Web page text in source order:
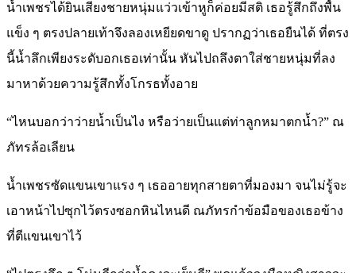
น้ำเพชรได้ยินเสียงชายหนุ่มแว่วเข้าหูก็ค่อยมีสติ เธอรู้สึกถึงพื้น
แข็ง ๆ ตรงปลายเท้าจึงลองเหยียดขาดู ปรากฏว่าเธอยืนได้ ที่ตรง
นี้น้ำลึกเพียงระดับอกเธอเท่านั้น หันไปถลึงตาใส่ชายหนุ่มที่ลง
มาหาด้วยความรู้สึกทั้งโกรธทั้งอาย
“ไหนบอกว่าว่ายน้ำเป็นไง หรือว่ายเป็นแต่ท่าลูกหมาตกน้ำ?” ณ
ภัทรล้อเลียน
น้ำเพชรซัดแขนเขาแรง ๆ เธออายทุกสายตาที่มองมา จนไม่รู้จะ
เอาหน้าไปซุกไว้ตรงซอกหินไหนดี ณภัทรกำข้อมือของเธอข้าง
ที่ตีแขนเขาไว้